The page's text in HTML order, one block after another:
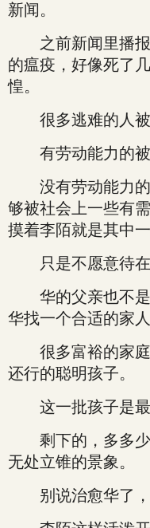
新闻。
之前新闻里播报
的瘟疫，好像死了
惶。
很多逃难的人被
有劳动能力的被
没有劳动能力的
够被社会上一些有
摸着李陌就是其中一
只是不愿意待在
华的父亲也不是
华找一个合适的家人
很多富裕的家庭
还行的聪明孩子。
这一批孩子是最
剩下的，多多少
无处立锥的景象。
别说治愈华了，